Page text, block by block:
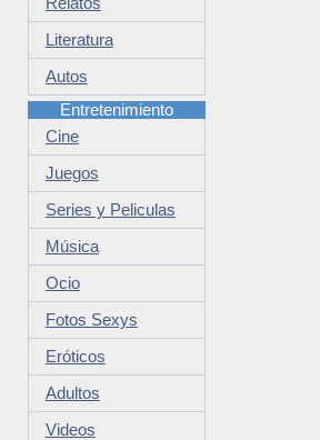
Literatura
Autos
Entretenimiento
Cine
Juegos
Series y Peliculas
Música
Ocio
Fotos Sexys
Eróticos
Adultos
Videos